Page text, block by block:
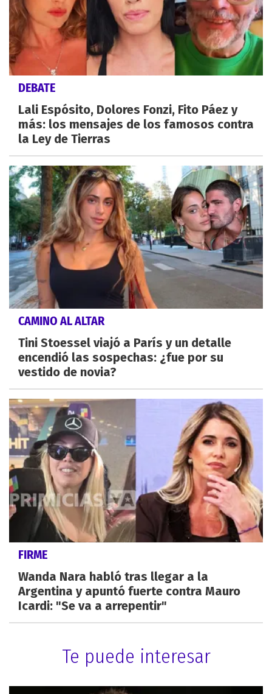
DEBATE
Lali Espósito, Dolores Fonzi, Fito Páez y
más: los mensajes de los famosos contra
la Ley de Tierras
CAMINO AL ALTAR
Tini Stoessel viajó a París y un detalle
encendió las sospechas: ¿fue por su
vestido de novia?
FIRME
Wanda Nara habló tras llegar a la
Argentina y apuntó fuerte contra Mauro
Icardi: "Se va a arrepentir"
Te puede interesar